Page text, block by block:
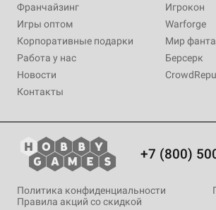
Франчайзинг
Игры оптом
Корпоративные подарки
Работа у нас
Новости
Контакты
Игрокон
Warforge
Мир
Берсерк
+7 (800)
Политика конфиденциальности
Правила акций со скидкой